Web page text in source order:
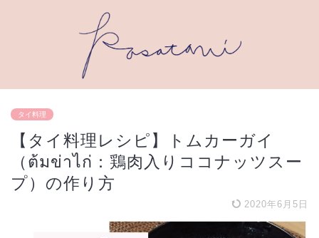
タイ料理
【タイ料理レシピ】トムカーガイ
（ต้มข่าไก่：鶏肉入りココナッツスー
プ）の作り方
2020年6月5日